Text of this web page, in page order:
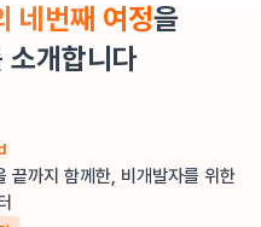
네번째 여정을
소개합니다
끝까지 함께한, 비개발자를 위한